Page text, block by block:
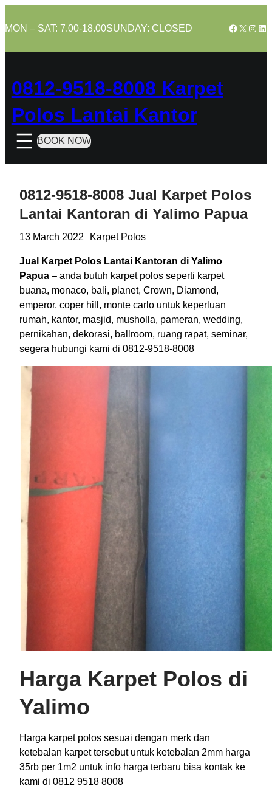
to
MON – SAT: 7.00-18.00SUNDAY: CLOSED Facebook
X
0812-9518-8008 Karpet
Polos Lantai Kantor
BOOK NOW
0812-9518-8008 Jual Karpet Polos
Lantai Kantoran di Yalimo Papua
13 March 2022 Karpet Polos
Jual Karpet Polos Lantai Kantoran di Yalimo
Papua – anda butuh karpet polos seperti karpet
buana, monaco, bali, planet, Crown, Diamond,
emperor, coper hill, monte carlo untuk keperluan
rumah, kantor, masjid, musholla, pameran, wedding,
pernikahan, dekorasi, ballroom, ruang rapat, seminar,
segera hubungi kami di 0812-9518-8008
Harga Karpet Polos di
Yalimo
Harga karpet polos sesuai dengan merk dan
ketebalan karpet tersebut untuk ketebalan 2mm harga
35rb per 1m2 untuk info harga terbaru bisa kontak ke
kami di 0812 9518 8008